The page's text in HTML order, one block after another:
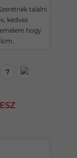
találni
kedves
hogy
7